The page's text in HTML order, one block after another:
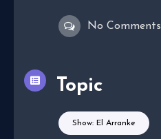
No Comments
Topic
Show: El Arranke